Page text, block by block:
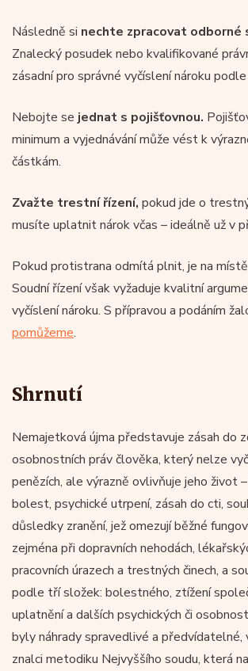
Následně si nechte zpracovat odborné
Znalecký posudek nebo kvalifikované
zásadní pro správné vyčíslení nároku
Nebojte se jednat s pojišťovnou.
minimum a vyjednávání může vést k
částkám.
Zvažte trestní řízení, pokud jde o
musíte uplatnit nárok včas – ideálně už v
Pokud protistrana odmítá plnit, je na místě
Soudní řízení však vyžaduje kvalitní
vyčíslení nároku. S přípravou a podáním
pomůžeme.
Shrnutí
Nemajetková újma představuje zásah do
osobnostních práv člověka, který nelze
penězích, ale výrazně ovlivňuje jeho život
bolest, psychické utrpení, zásah do cti,
důsledky zranění, jež omezují běžné
zejména při dopravních nehodách,
pracovních úrazech a trestných činech, a
podle tří složek: bolestného, ztížení
uplatnění a dalších psychických či
byly náhrady spravedlivé a předvídatelné,
znalci metodiku Nejvyššího soudu, která